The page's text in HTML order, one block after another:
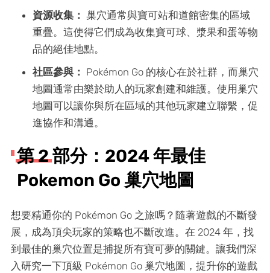
資源收集： 巢穴通常與寶可站和道館密集的區域
重疊。這使得它們成為收集寶可球、漿果和蛋等物
品的絕佳地點。
社區參與： Pokémon Go 的核心在於社群，而巢穴
地圖通常由樂於助人的玩家創建和維護。使用巢穴
地圖可以讓你與所在區域的其他玩家建立聯繫，促
進協作和溝通。
第 2 部分：2024 年最佳
Pokemon Go 巢穴地圖
想要精通你的 Pokémon Go 之旅嗎？隨著遊戲的不斷發
展，成為頂尖玩家的策略也不斷改進。在 2024 年，找
到最佳的巢穴位置是捕捉所有寶可夢的關鍵。讓我們深
入研究一下頂級 Pokémon Go 巢穴地圖，提升你的遊戲